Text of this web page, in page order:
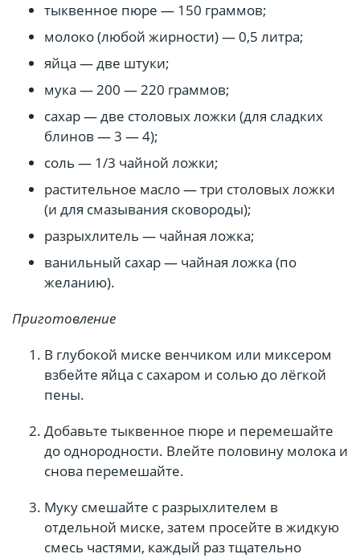
тыквенное пюре — 150 граммов;
молоко (любой жирности) — 0,5 литра;
яйца — две штуки;
мука — 200 — 220 граммов;
сахар — две столовых ложки (для сладких
блинов — 3 — 4);
соль — 1/3 чайной ложки;
растительное масло — три столовых ложки
(и для смазывания сковороды);
разрыхлитель — чайная ложка;
ванильный сахар — чайная ложка (по
желанию).
Приготовление
В глубокой миске венчиком или миксером
взбейте яйца с сахаром и солью до лёгкой
пены.
Добавьте тыквенное пюре и перемешайте
до однородности. Влейте половину молока и
снова перемешайте.
Муку смешайте с разрыхлителем в
отдельной миске, затем просейте в жидкую
смесь частями, каждый раз тщательно